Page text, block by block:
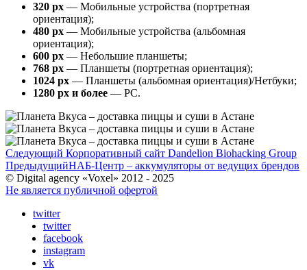
320 px — Мобильные устройства (портретная
ориентация);
480 px — Мобильные устройства (альбомная
ориентация);
600 px — Небольшие планшеты;
768 px — Планшеты (портретная ориентация);
1024 px — Планшеты (альбомная ориентация)/Нетбуки;
1280 px и более — PC.
Следующий Корпоративный сайт Dandelion Biohacking Group
ПредыдущийНАБ-Центр – аккумуляторы от ведущих брендов
© Digital agency «Voxel» 2012 - 2025
Не является публичной офертой
twitter
twitter
facebook
instagram
vk